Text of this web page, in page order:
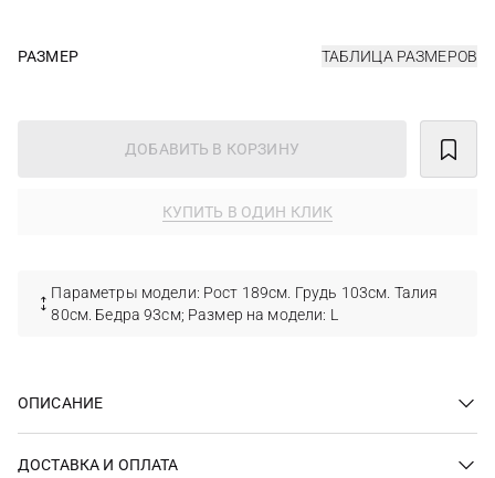
РАЗМЕР ТАБЛИЦА РАЗМЕРОВ
ДОБАВИТЬ В КОРЗИНУ
КУПИТЬ В ОДИН КЛИК
Параметры модели: Рост 189см. Грудь 103см. Талия
80см. Бедра 93см; Размер на модели: L
ОПИСАНИЕ
ДОСТАВКА И ОПЛАТА